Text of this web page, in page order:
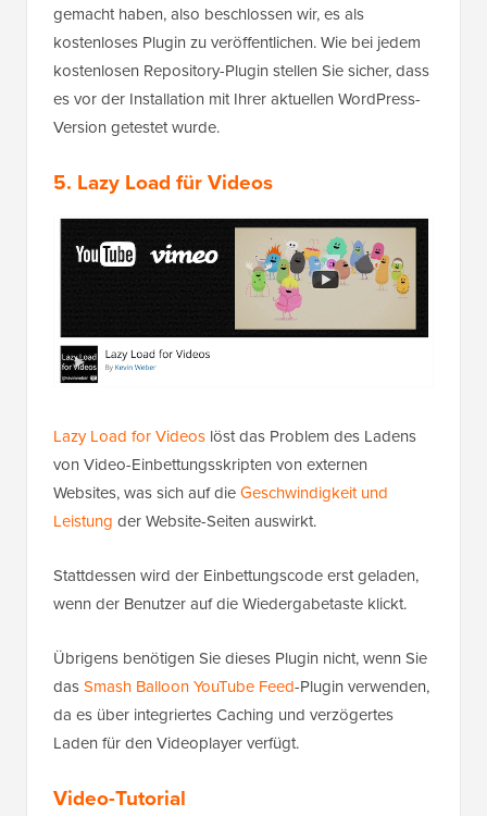
gemacht haben, also beschlossen wir, es als
kostenloses Plugin zu veröffentlichen. Wie bei jedem
kostenlosen Repository-Plugin stellen Sie sicher, dass
es vor der Installation mit Ihrer aktuellen WordPress-
Version getestet wurde.
5. Lazy Load für Videos
Lazy Load for Videos löst das Problem des Ladens
von Video-Einbettungsskripten von externen
Websites, was sich auf dieGeschwindigkeit und
Leistung der Website-Seiten auswirkt.
Stattdessen wird der Einbettungscode erst geladen,
wenn der Benutzer auf die Wiedergabetaste klickt.
Übrigens benötigen Sie dieses Plugin nicht, wenn Sie
dasSmash Balloon YouTube Feed-Plugin verwenden,
da es über integriertes Caching und verzögertes
Laden für den Videoplayer verfügt.
Video-Tutorial